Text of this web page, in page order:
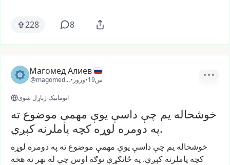
228 8
Магомед Алиев
@magomed_0510
• ورور• 19س
اتوماتیک ژباړل شوی
خوشحاله یم چې داسې یوې مهمې موضوع ته
په دومره لوړه کچه پاملرنه کېږي.
خوشحاله یم چې داسې یوې مهمې موضوع ته په دومره لوړه
کچه پاملرنه کېږي. په ځانګړې توګه اوس چې له بهر نه هڅه